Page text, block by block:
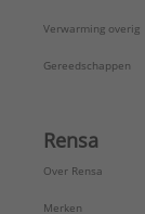
Verwarming overig
Gereedschappen
Rensa
Over Rensa
Merken